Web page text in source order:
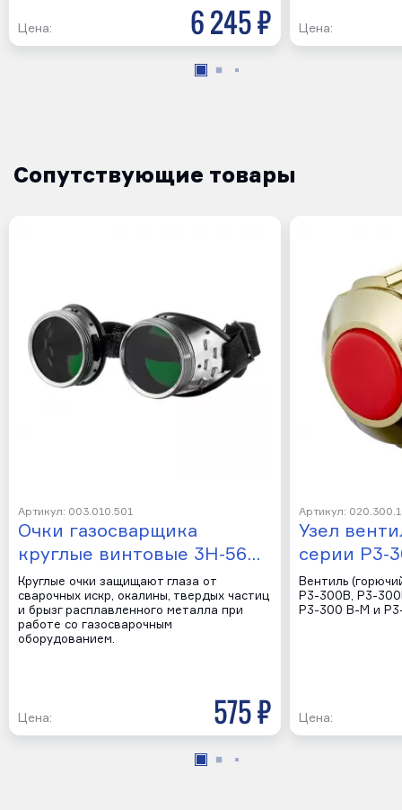
Цена: 6 245 р Цена:
Сопутствующие товары
Артикул: 003.010.501
Очки газосварщика
круглые винтовые 3Н-56…
Круглые очки защищают глаза от
сварочных искр, окалины, твердых частиц
и брызг расплавленного металла при
работе со газосварочным
оборудованием.
Цена: 575 р
Артикул:
Узел
серии Р3-
Вентиль
Р3-300В, Р3-
Р3-300 В-М и
Цена: